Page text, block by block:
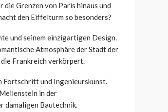
Grenzen von Paris hinaus und
den Eiffelturm so besonders?
und seinem einzigartigen Design.
Atmosphäre der Stadt der
Frankreich verkörpert.
Fortschritt und Ingenieurskunst.
in der
damaligen Bautechnik.